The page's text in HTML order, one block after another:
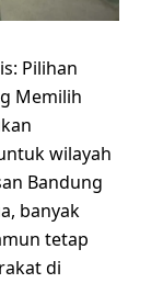
Pilihan
Memilih
wilayah
Bandung
banyak
tetap
di